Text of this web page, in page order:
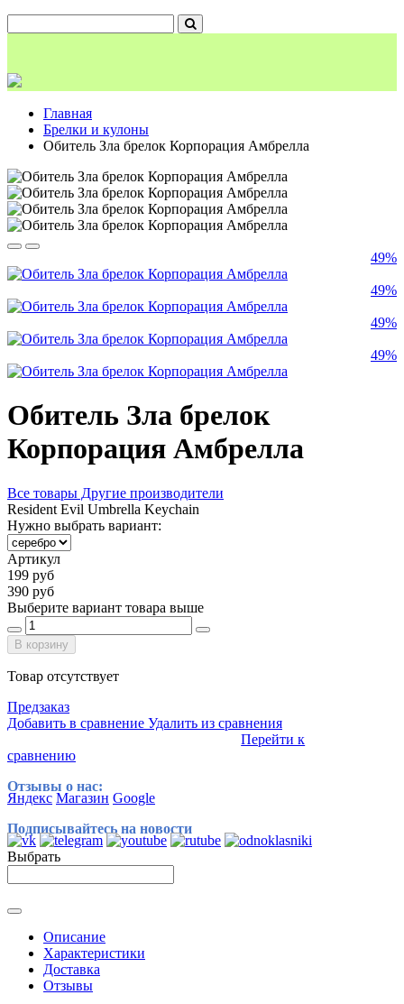
Главная
Брелки и кулоны
Обитель Зла брелок Корпорация Амбрелла
49%
49%
49%
49%
Обитель Зла брелок
Корпорация Амбрелла
Все товары Другие производители
Resident Evil Umbrella Keychain
Нужно выбрать вариант:
Артикул
199 руб
390 руб
Выберите вариант товара выше
В корзину
Товар отсутствует
Предзаказ
Добавить в сравнение Удалить из сравнения
Перейти к
сравнению
Отзывы о нас:
Яндекс Магазин Google
Подписывайтесь на новости
Выбрать
Описание
Характеристики
Доставка
Отзывы